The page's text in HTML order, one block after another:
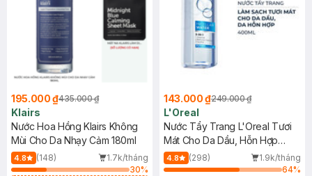
195.000 ₫435.000 ₫
Klairs
Nước Hoa Hồng Klairs Không
Mùi Cho Da Nhạy Cảm 180ml
4.8 (148)
1.7k/tháng
30%
143.000 ₫249.000 ₫
L'Oreal
Nước Tẩy Trang L'Oreal Tươi
Mát Cho Da Dầu, Hỗn Hợp
400ml
4.8 (298)
1.9k/tháng
64%